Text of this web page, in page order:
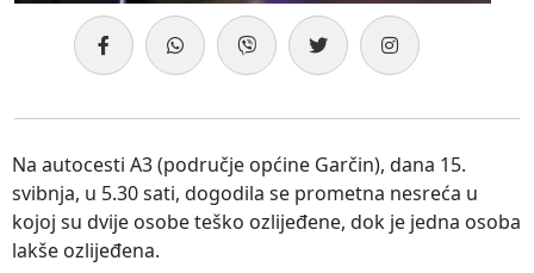
Na autocesti A3 (područje općine Garčin), dana 15.
svibnja, u 5.30 sati, dogodila se prometna nesreća u
kojoj su dvije osobe teško ozlijeđene, dok je jedna osoba
lakše ozlijeđena.